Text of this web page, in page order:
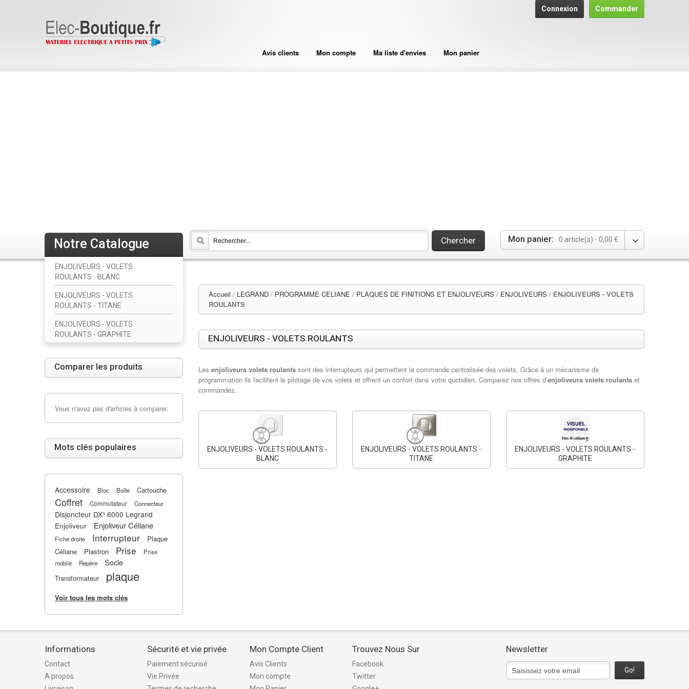
Connexion Commander
Avis clients Mon compte Ma liste d'envies Mon panier
Mon panier: 0 article(s) - 0,00 €
Chercher
Accueil / LEGRAND / PROGRAMME CELIANE / PLAQUES DE FINITIONS ET ENJOLIVEURS / ENJOLIVEURS / ENJOLIVEURS - VOLETS
ROULANTS
ENJOLIVEURS - VOLETS ROULANTS
Les enjoliveurs volets roulants sont des interrupteurs qui permettent la commande centralisée des volets. Grâce à un mécanisme de
programmation ils facilitent le pilotage de vos volets et offrent un confort dans votre quotidien. Comparez nos offres d’enjoliveurs volets roulants et
commandez.
ENJOLIVEURS - VOLETS ROULANTS -
BLANC
ENJOLIVEURS - VOLETS ROULANTS -
TITANE
ENJOLIVEURS - VOLETS ROULANTS -
GRAPHITE
Notre Catalogue
ENJOLIVEURS - VOLETS
ROULANTS - BLANC
ENJOLIVEURS - VOLETS
ROULANTS - TITANE
ENJOLIVEURS - VOLETS
ROULANTS - GRAPHITE
Comparer les produits
Vous n'avez pas d'articles à comparer.
Mots clés populaires
Accessoire Bloc Boîte Cartouche
Coffret Commutateur Connecteur
Disjoncteur DX³ 6000 Legrand
Enjoliveur
Enjoliveur Céliane
Fiche droite Interrupteur
Plaque
Céliane
Plastron Prise
Prise
mobile
Repère Socle
Transformateur plaque
Voir tous les mots clés
Informations
Contact
A propos
Sécurité et vie privée
Paiement sécurisé
Vie Privée
Mon Compte Client
Avis Clients
Mon compte
Trouvez Nous Sur
Facebook
Twitter
Newsletter
Go!